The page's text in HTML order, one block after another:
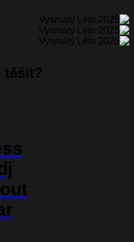
těšit?